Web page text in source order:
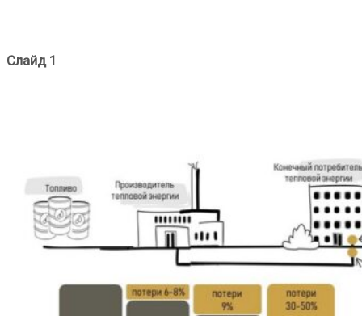
Слайд 1